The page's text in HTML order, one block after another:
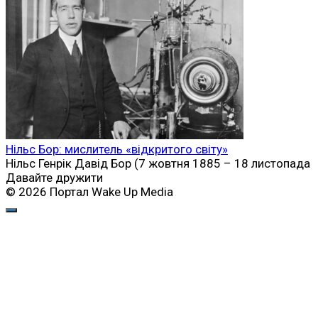
Нільс Бор: мислитель «відкритого світу»
Нільс Генрік Давід Бор (7 жовтня 1885 – 18 листопада
Давайте дружити
© 2026 Портал Wake Up Media